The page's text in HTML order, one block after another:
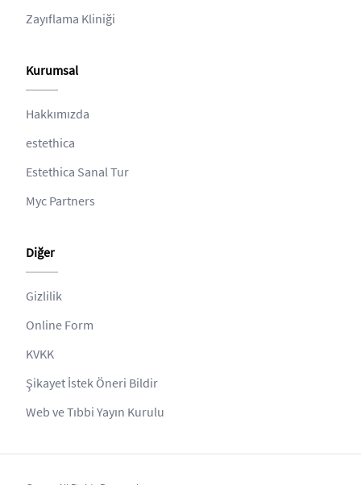
Zayıflama Kliniği
Kurumsal
Hakkımızda
estethica
Estethica Sanal Tur
Myc Partners
Diğer
Gizlilik
Online Form
KVKK
Şikayet İstek Öneri Bildir
Web ve Tıbbi Yayın Kurulu